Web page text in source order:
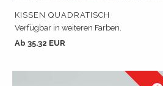
KISSEN QUADRATISCH
Verfügbar in weiteren Farben.
Ab 35.32 EUR